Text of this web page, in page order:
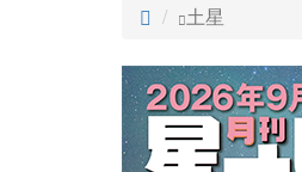
ト
プ
土星